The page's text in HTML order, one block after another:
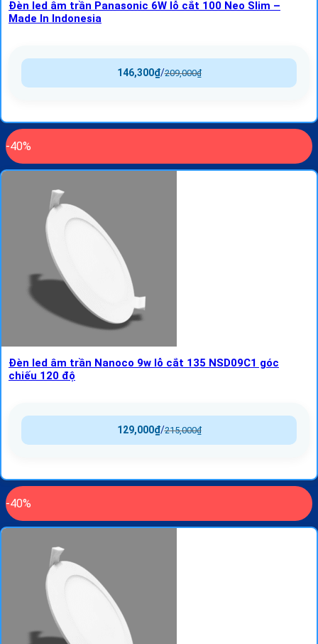
Đèn led âm trần Panasonic 6W lỗ cắt 100 Neo Slim –
Made In Indonesia
209,000₫
/
146,300₫
-40%
Đèn led âm trần Nanoco 9w lỗ cắt 135 NSD09C1 góc
chiếu 120 độ
215,000₫
/
129,000₫
-40%